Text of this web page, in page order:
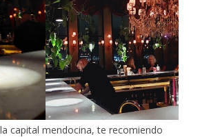
capital mendocina, te recomiendo